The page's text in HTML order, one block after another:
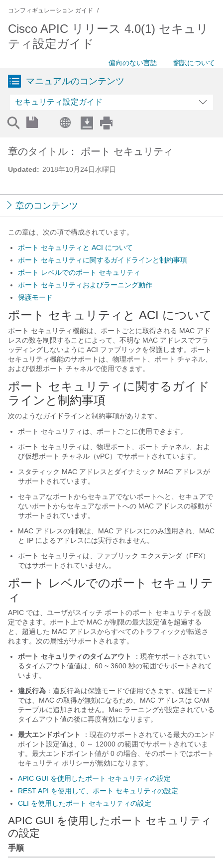
コンフィギュレーション ガイド
Cisco APIC リリース 4.0(1) セキュリ
ティ設定ガイド
偏向のない言語 翻訳について
マニュアルのコンテンツ
セキュリティ設定ガイド
Updated: 2018年10月24日水曜日
章のタイトル： ポート セキュリティ
章のコンテンツ
この章は、次の項で構成されています。
ポート セキュリティと ACI について
ポート セキュリティに関するガイドラインと制約事項
ポート レベルでのポート セキュリティ
ポート セキュリティおよびラーニング動作
保護モード
ポート セキュリティと ACI について
ポート セキュリティ機能は、ポートごとに取得される MAC アド
レスの数を制限することによって、不明な MAC アドレスでフラ
ッディングしないように ACI ファブリックを保護します。ポート
セキュリティ機能のサポートは、物理ポート、ポート チャネル、
および仮想ポート チャネルで使用できます。
ポート セキュリティに関するガイド
ラインと制約事項
次のようなガイドラインと制約事項があります。
ポート セキュリティは、ポートごとに使用できます。
ポート セキュリティは、物理ポート、ポート チャネル、およ
び仮想ポート チャネル（vPC）でサポートされています。
スタティック MAC アドレスとダイナミック MAC アドレスが
サポートされています。
セキュアなポートからセキュアでないポートへと、セキュアで
ないポートからセキュアなポートへの MAC アドレスの移動が
サポートされています。
MAC アドレスの制限は、MAC アドレスにのみ適用され、MAC
と IP によるアドレスには実行されません。
ポート セキュリティは、ファブリック エクステンダ（FEX）
ではサポートされていません。
ポート レベルでのポート セキュリテ
ィ
APIC では、ユーザがスイッチ ポートのポート セキュリティを設
定できます。ポート上で MAC が制限の最大設定値を超過する
と、超過した MAC アドレスからすべてのトラフィックが転送さ
れます。次の属性がサポートされます。
ポート セキュリティのタイムアウト
：現在サポートされてい
るタイムアウト値値は、60 ~ 3600 秒の範囲でサポートされて
います。
違反行為 ：違反行為は保護モードで使用できます。保護モード
では、MAC の取得が無効になるため、MAC アドレスは CAM
テーブルに追加されません。Mac ラーニングが設定されている
タイムアウト値の後に再度有効になります。
最大エンドポイント
：現在のサポートされている最大のエンド
ポイント設定値は、0 ～ 12000 の範囲でサポートされていま
す。最大エンドポイント値が 0 の場合、そのポートではポート
セキュリティ ポリシーが無効になります。
APIC GUI を使用したポート セキュリティの設定
REST API を使用して、ポート セキュリティの設定
CLI を使用したポート セキュリティの設定
APIC GUI を使用したポート セキュリティ
の設定
手順